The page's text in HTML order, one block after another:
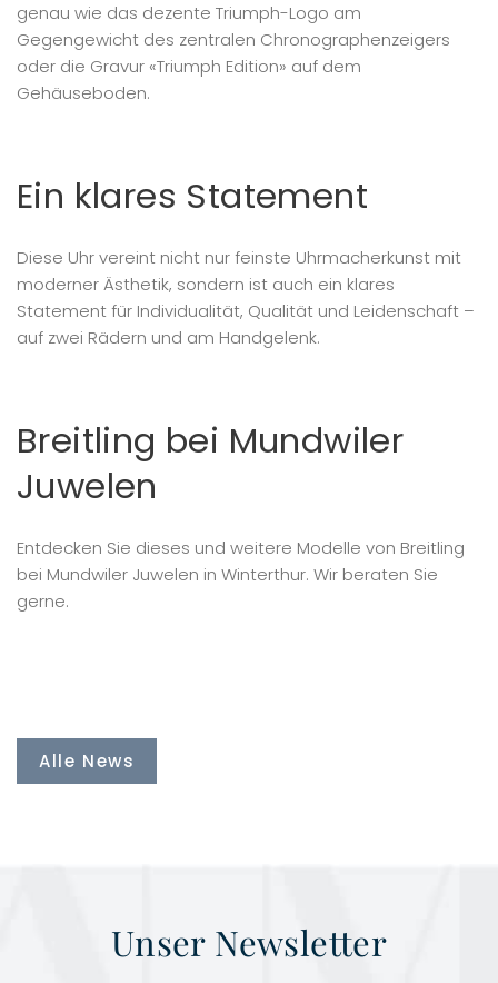
genau wie das dezente Triumph-Logo am
Gegengewicht des zentralen Chronographenzeigers
oder die Gravur «Triumph Edition» auf dem
Gehäuseboden.
Ein klares Statement
Diese Uhr vereint nicht nur feinste Uhrmacherkunst mit
moderner Ästhetik, sondern ist auch ein klares
Statement für Individualität, Qualität und Leidenschaft –
auf zwei Rädern und am Handgelenk.
Breitling bei Mundwiler
Juwelen
Entdecken Sie dieses und weitere Modelle von Breitling
bei Mundwiler Juwelen in Winterthur. Wir beraten Sie
gerne.
Alle News
Unser Newsletter